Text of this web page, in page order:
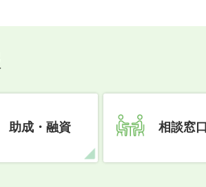
助成・融資 相談窓